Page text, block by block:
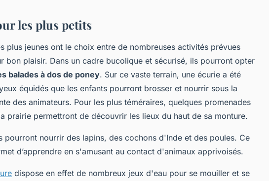
les plus petits
plus jeunes ont le choix entre de nombreuses activités prévues
bon plaisir. Dans un cadre bucolique et sécurisé, ils pourront opter
balades à dos de poney. Sur ce vaste terrain, une écurie a été
équidés que les enfants pourront brosser et nourrir sous la
des animateurs. Pour les plus téméraires, quelques promenades
prairie permettront de découvrir les lieux du haut de sa monture.
pourront nourrir des lapins, des cochons d'Inde et des poules. Ce
d’apprendre en s'amusant au contact d'animaux apprivoisés.
dispose en effet de nombreux jeux d'eau pour se mouiller et se